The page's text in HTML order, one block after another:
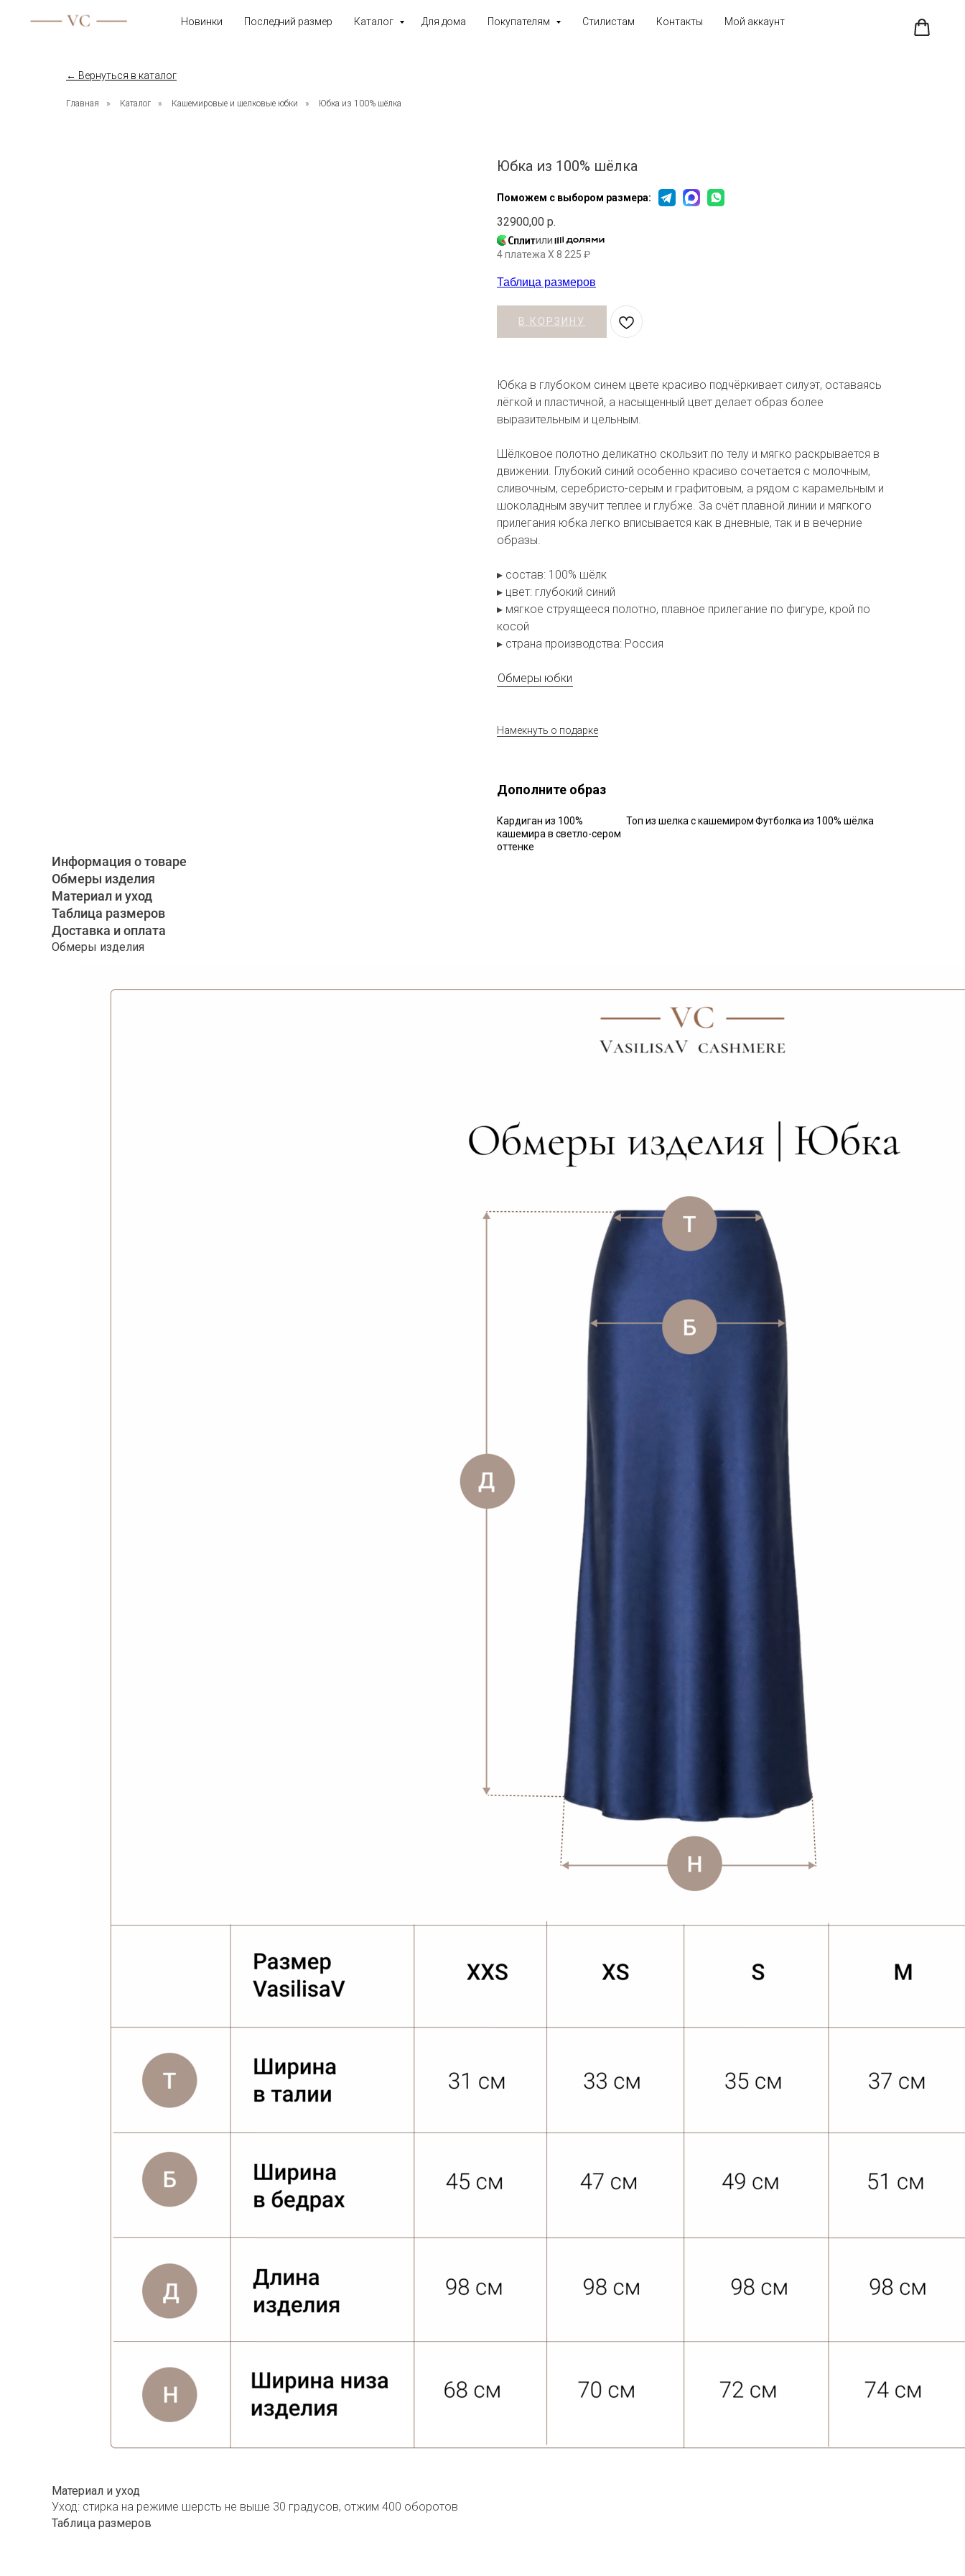
Новинки Последний размер Каталог Для дома Покупателям Стилистам Контакты Мой аккаунт
← Вернуться в каталог
Главная » Каталог » Кашемировые и шелковые юбки » Юбка из 100% шёлка
Юбка из 100% шёлка
Поможем с выбором размера:
32900,00 р.
или
4 платежа X 8 225 ₽
Таблица размеров
В КОРЗИНУ
Юбка в глубоком синем цвете красиво подчёркивает силуэт, оставаясь
лёгкой и пластичной, а насыщенный цвет делает образ более
выразительным и цельным.
Шёлковое полотно деликатно скользит по телу и мягко раскрывается в
движении. Глубокий синий особенно красиво сочетается с молочным,
сливочным, серебристо-серым и графитовым, а рядом с карамельным и
шоколадным звучит теплее и глубже. За счёт плавной линии и мягкого
прилегания юбка легко вписывается как в дневные, так и в вечерние
образы.
▸ состав: 100% шёлк
▸ цвет: глубокий синий
▸ мягкое струящееся полотно, плавное прилегание по фигуре, крой по
косой
▸ страна производства: Россия
Обмеры юбки
Намекнуть о подарке
Дополните образ
Кардиган из 100%
кашемира в светло-сером
оттенке
Топ из шелка с кашемиромФутболка из 100% шёлка
Информация о товаре
Обмеры изделия
Материал и уход
Таблица размеров
Доставка и оплата
Обмеры изделия
Материал и уход
Уход: стирка на режиме шерсть не выше 30 градусов, отжим 400 оборотов
Таблица размеров